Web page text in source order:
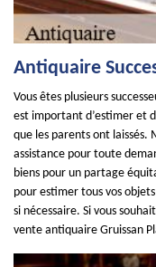
Antiquaire
Vous êtes plusieurs
est important d’estimer et
que les parents ont laissés.
assistance pour toute
biens pour un partage
pour estimer tous vos
si nécessaire. Si vous
vente antiquaire Gruissan